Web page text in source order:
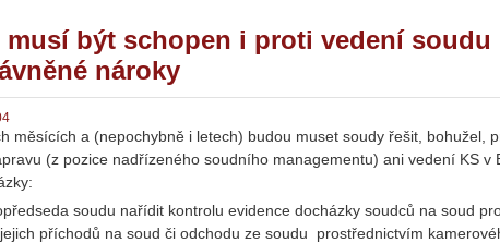
musí být schopen i proti vedení soudu
nároky
měsících a (nepochybně i letech) budou muset soudy řešit, bohužel,
(z pozice nadřízeného soudního managementu) ani vedení KS v
soudu nařídit kontrolu evidence docházky soudců na soud
příchodů na soud či odchodu ze soudu prostřednictvím